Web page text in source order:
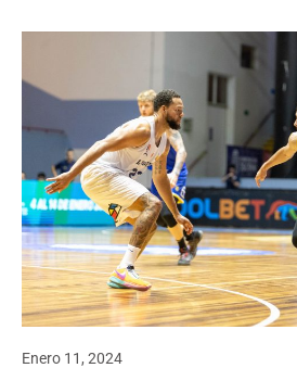
Enero 11, 2024